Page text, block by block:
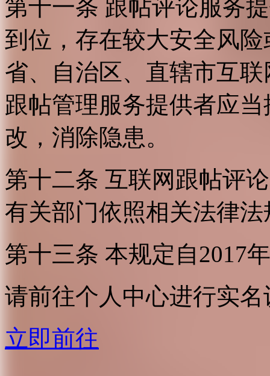
第十一条 跟帖评论服务
到位，存在较大安全风
省、自治区、直辖市互
跟帖管理服务提供者应
改，消除隐患。
第十二条 互联网跟帖评
有关部门依照相关法律
第十三条 本规定自2017
请前往个人中心进行实名
立即前往